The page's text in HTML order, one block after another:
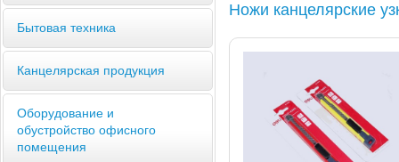
Бытовая техника
Канцелярская продукция
Оборудование и
обустройство офисного
помещения
Ножи канцелярские